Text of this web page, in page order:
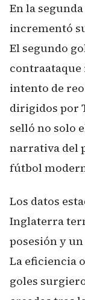
En la
incrementó
El segundo
intento de
dirigidos por
selló no solo
narrativa del
fútbol
Los datos
Inglaterra
posesión y
La eficiencia
goles